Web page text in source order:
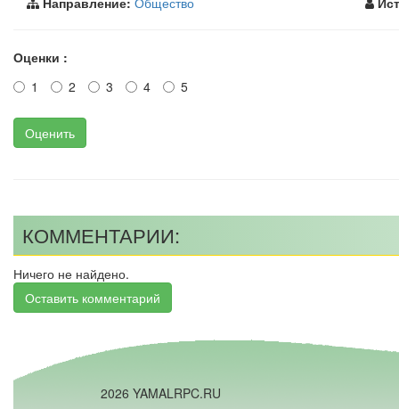
Оценки :
1
2 3 4 5
Оценить
КОММЕНТАРИИ:
Ничего не найдено.
Оставить комментарий
2026 YAMALRPC.RU